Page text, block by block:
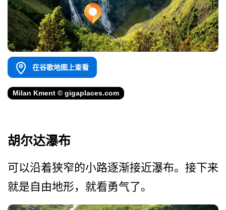
在谷歌地图上查看
Milan Kment © gigaplaces.com
胡尔达瀑布
可以沿着狭窄的小路逐渐接近­瀑布。接下来
就是自由地形，就看勇气了。